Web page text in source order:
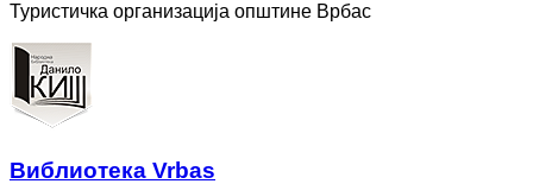
Туристичка организација општине Врбас
Bиблиотека Vrbas